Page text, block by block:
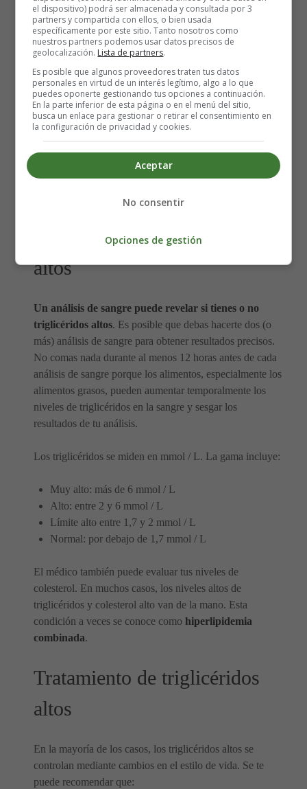
hiperlipidemia familiar combinada (tanto los
triglicéridos como las LDL están elevados).
Diagnóstico de triglicéridos
altos
Un análisis de sangre puede revelar si tienes o no
triglicéridos altos. Es posible que debas hacerte dos (o
más) análisis de sangre para obtener resultados precisos.
No comas nada durante al menos 12 horas antes de cada
análisis de sangre porque los alimentos, especialmente los
alimentos grasos, pueden aumentar temporalmente los
niveles de triglicéridos en la sangre y sesgar los
resultados de tu análisis.
Los triglicéridos se miden en mmol / L. La gama incluye:
Muy alto: más de 6 mmol / L
Alto: entre 2 y 6 mmol / L
Límite alto entre 1,7 y 2 mmol / L
Normal: por debajo de 1,7 mmol / L
El médico también puede evaluar tus niveles de
colesterol. En muchos casos, los niveles altos de
triglicéridos y colesterol alto van de la mano. Esta
condición a veces se conoce como hiperlipidemia
combinada.
Tratamiento de triglicéridos
altos
En la mayoría de los casos, los triglicéridos altos se
controlan mediante cambios en el estilo de vida. Se te
puede recomendar que:
el dispositivo) podrá ser almacenada y consultada por 3
partners y compartida con ellos, o bien usada
específicamente por este sitio. Tanto nosotros como
nuestros partners podemos usar datos precisos de
geolocalización. Lista de partners.
Es posible que algunos proveedores traten tus datos
personales en virtud de un interés legítimo, algo a lo que
puedes oponerte gestionando tus opciones a continuación.
En la parte inferior de esta página o en el menú del sitio,
busca un enlace para gestionar o retirar el consentimiento en
la configuración de privacidad y cookies.
Aceptar
No consentir
Opciones de gestión